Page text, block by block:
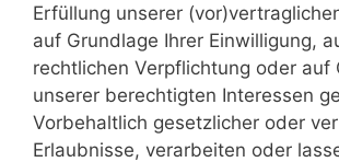
Erfüllung unserer
auf Grundlage Ihrer Einwilligung,
rechtlichen Verpflichtung oder auf
unserer berechtigten Interessen
Vorbehaltlich gesetzlicher oder
Erlaubnisse, verarbeiten oder